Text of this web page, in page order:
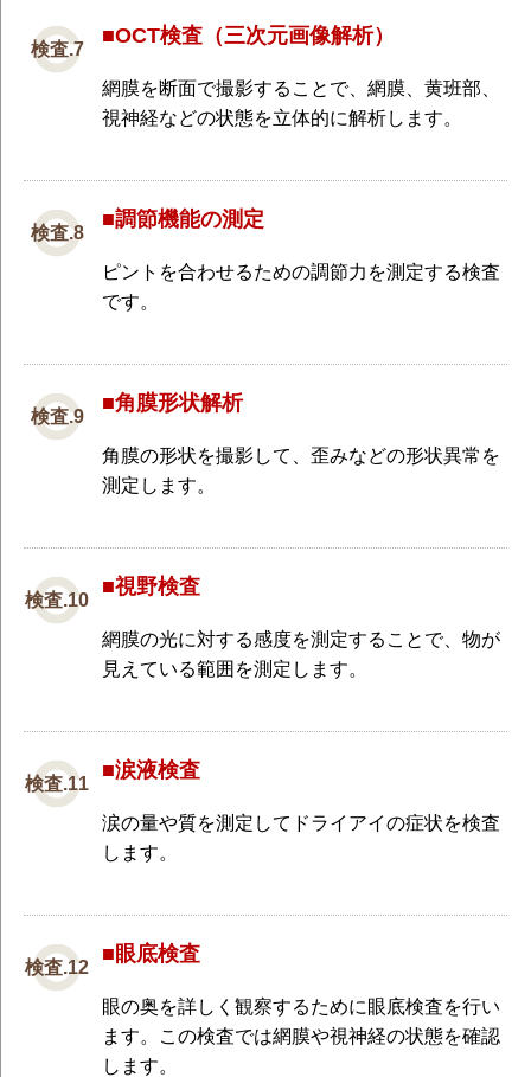
■OCT検査（三次元画像解析）
網膜を断面で撮影することで、網膜、黄班部、
視神経などの状態を立体的に解析します。
■調節機能の測定
ピントを合わせるための調節力を測定する検査
です。
■角膜形状解析
角膜の形状を撮影して、歪みなどの形状異常を
測定します。
■視野検査
網膜の光に対する感度を測定することで、物が
見えている範囲を測定します。
■涙液検査
涙の量や質を測定してドライアイの症状を検査
します。
■眼底検査
眼の奥を詳しく観察するために眼底検査を行い
ます。この検査では網膜や視神経の状態を確認
します。